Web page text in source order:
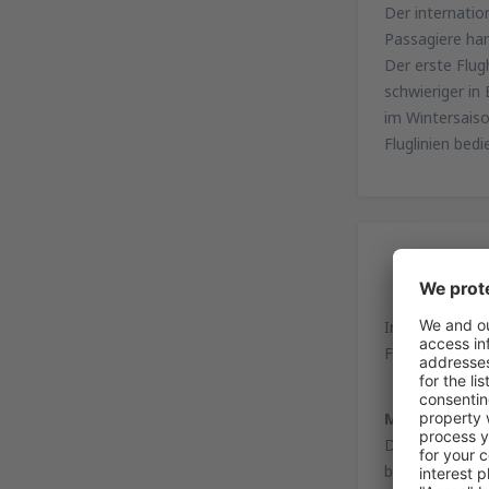
Der
Passagiere
Der erste
schwieriger in
im
Fluglinien
Innsbruck
Fürstenweg
Mit dem Bus
Der
beträgt ca. 18